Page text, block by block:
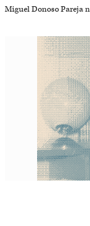
Miguel Donoso Pareja